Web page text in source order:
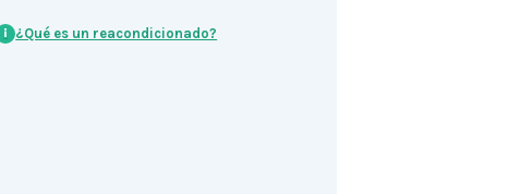
i ¿Qué es un reacondicionado?